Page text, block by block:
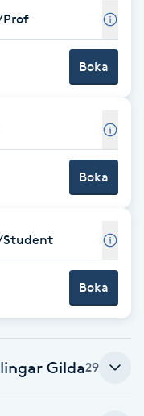
Prof
Boka
Boka
Student
Boka
Gilda29